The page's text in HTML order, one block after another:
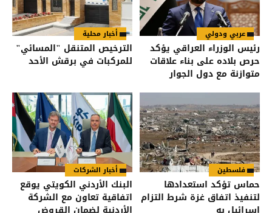
عربي ودولي
رئيس الوزراء العراقي يؤكد
حرص بلاده على بناء علاقات
متوازنة مع دول الجوار
أخبار محلية
الترخيص المتنقل "المسائي"
للمركبات في برقش الأحد
فلسطين
حماس تؤكد استعدادها
لتنفيذ اتفاق غزة شرط التزام
أخبار الشركات
البنك الأردني الكويتي يوقع
اتفاقية تعاون مع الشركة